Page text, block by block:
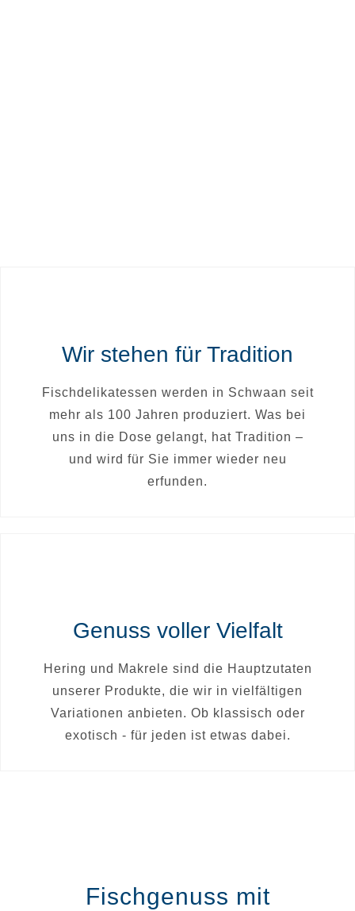
Wir stehen für Tradition
Fischdelikatessen werden in Schwaan seit
mehr als 100 Jahren produziert. Was bei
uns in die Dose gelangt, hat Tradition –
und wird für Sie immer wieder neu
erfunden.
Genuss voller Vielfalt
Hering und Makrele sind die Hauptzutaten
unserer Produkte, die wir in vielfältigen
Variationen anbieten. Ob klassisch oder
exotisch - für jeden ist etwas dabei.
Fischgenuss mit